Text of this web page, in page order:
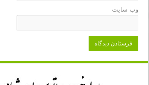
وب‌ سایت